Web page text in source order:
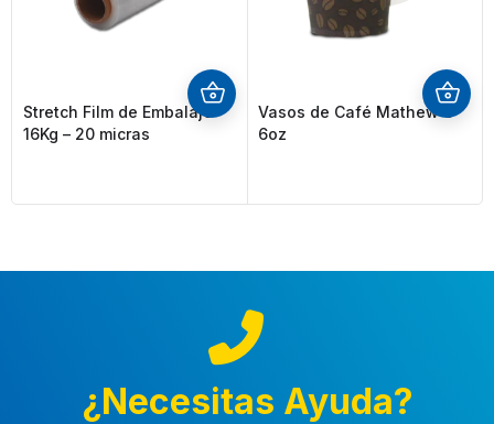
Stretch Film de Embalaje
16Kg – 20 micras
Vasos de Café Mathew´s
6oz
¿Necesitas Ayuda?